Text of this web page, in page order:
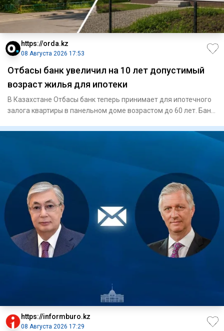
https://orda.kz
08 Августа 2026 17:53
Отбасы банк увеличил на 10 лет допустимый
возраст жилья для ипотеки
В Казахстане Отбасы банк теперь принимает для ипотечного
залога квартиры в панельном доме возрастом до 60 лет. Банк
https://informburo.kz
08 Августа 2026 17:29